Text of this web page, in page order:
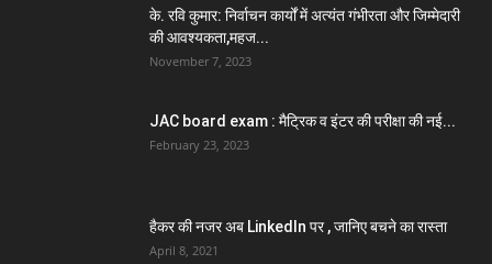
के. रवि कुमार: निर्वाचन कार्यों में अत्यंत गंभीरता और जिम्मेदारी
की आवश्यकता,महज...
November 7, 2023
JAC board exam : मैट्रिक व इंटर की परीक्षा की नई...
February 23, 2023
हैकर की नजर अब LinkedIn पर , जानिए बचने का रास्ता
April 8, 2021